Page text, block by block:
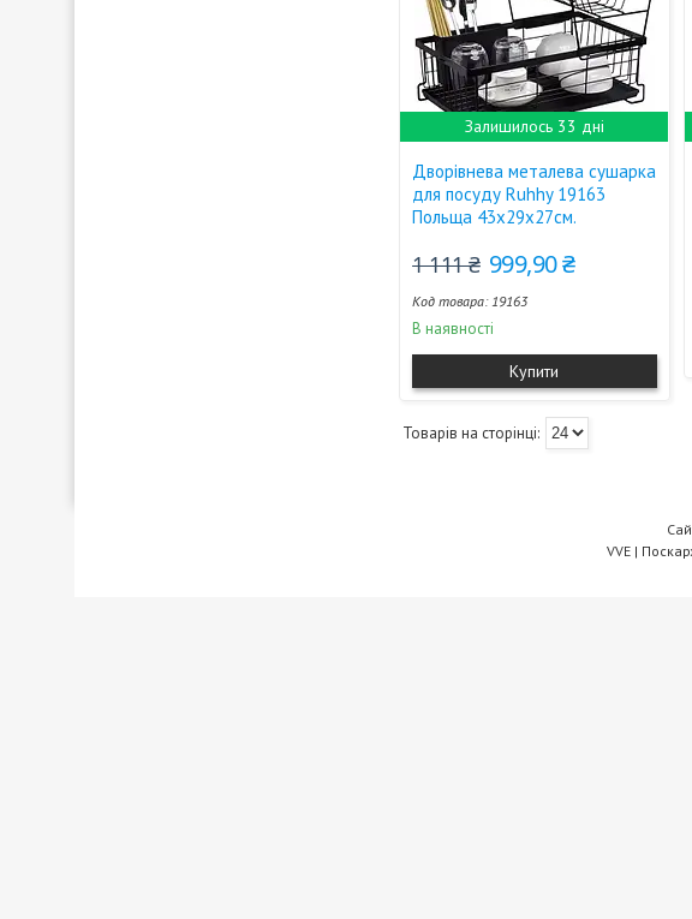
Залишилось 33 дні
Дворівнева металева сушарка
для посуду Ruhhy 19163
Польща 43х29х27см.
1 111 ₴ 999,90 ₴
19163
В наявності
Купити
VVE |